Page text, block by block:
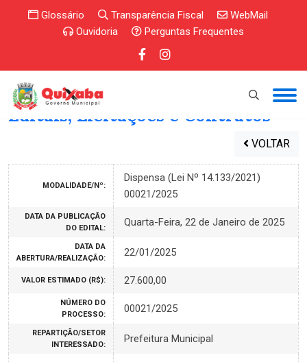
Glossário Transparência Fiscal
WebMail
Ouvidoria
Perguntas Frequentes
Editais, Licitações e Contratos
VOLTAR
MODALIDADE/Nº:
Dispensa (Lei Nº 14.133/2021)
00021/2025
DATA DA PUBLICAÇÃO
DO EDITAL:
Quarta-Feira, 22 de Janeiro de 2025
DATA DA
ABERTURA/REALIZAÇÃO:
22/01/2025
VALOR ESTIMADO (R$): 27.600,00
NÚMERO DO
PROCESSO:
00021/2025
REPARTIÇÃO/SETOR
INTERESSADO:
Prefeitura Municipal